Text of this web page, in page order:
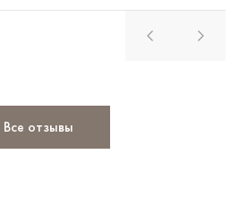
Все отзывы